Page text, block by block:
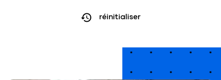
réinitialiser